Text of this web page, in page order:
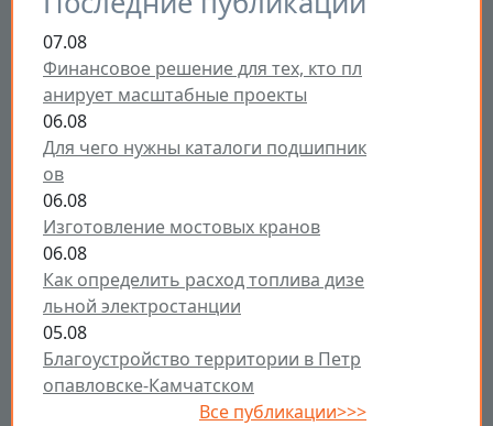
07.08
Финансовое решение для тех, кто пл
анирует масштабные проекты
06.08
Для чего нужны каталоги подшипник
ов
06.08
Изготовление мостовых кранов
06.08
Как определить расход топлива дизе
льной электростанции
05.08
Благоустройство территории в Петр
опавловске-Камчатском
Все публикации>>>